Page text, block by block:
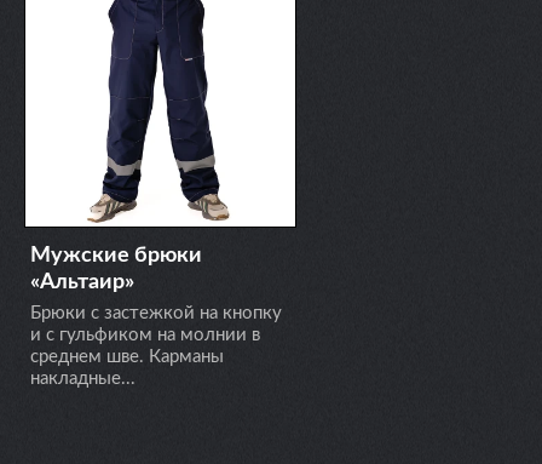
Мужские брюки
«Альтаир»
Брюки с застежкой на кнопку
и с гульфиком на молнии в
среднем шве. Карманы
накладные...